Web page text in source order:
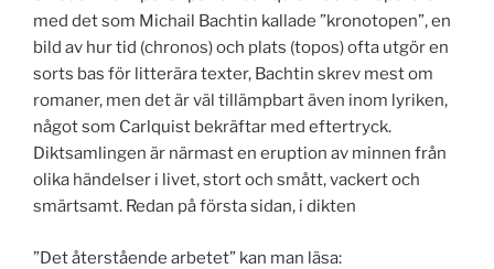
med det som Michail Bachtin kallade ”kronotopen”, en
bild av hur tid (chronos) och plats (topos) ofta utgör en
sorts bas för litterära texter, Bachtin skrev mest om
romaner, men det är väl tillämpbart även inom lyriken,
något som Carlquist bekräftar med eftertryck.
Diktsamlingen är närmast en eruption av minnen från
olika händelser i livet, stort och smått, vackert och
smärtsamt. Redan på första sidan, i dikten
”Det återstående arbetet” kan man läsa: